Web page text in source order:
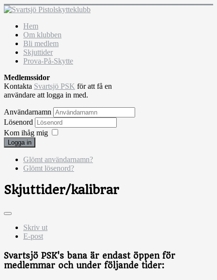
Hem
Om klubben
Bli medlem
Skjuttider
Prova-På-Skytte
Medlemssidor
Kontakta Svartsjö PSK för att få en
användare att logga in med.
Användarnamn
Lösenord
Kom ihåg mig
Logga in
Glömt användarnamn?
Glömt lösenord?
Skjuttider/kalibrar
Skriv ut
E-post
Svartsjö PSK's bana är endast öppen för
medlemmar och under följande tider: